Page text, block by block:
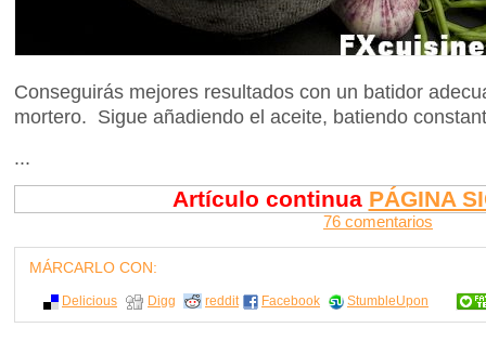
Conseguirás mejores resultados con un batidor
mortero. Sigue añadiendo el aceite, batiendo
...
Artículo continua PÁGINA
76 comentarios
MÁRCARLO CON:
Delicious Digg reddit Facebook StumbleUpon